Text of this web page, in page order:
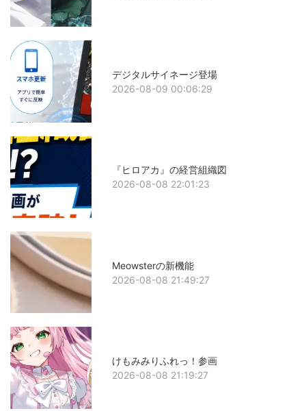
デジタルサイネージ登場
2026-08-09 00:06:29
『ヒロアカ』の経営組織図
2026-08-08 22:01:23
Meowsterの新機能
2026-08-08 21:49:27
けもみみりふれっ！参画
2026-08-08 21:19:27